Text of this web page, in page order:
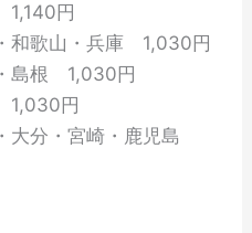
円
和歌山・兵庫 1,030円
島根 1,030円
1,030円
大分・宮崎・鹿児島